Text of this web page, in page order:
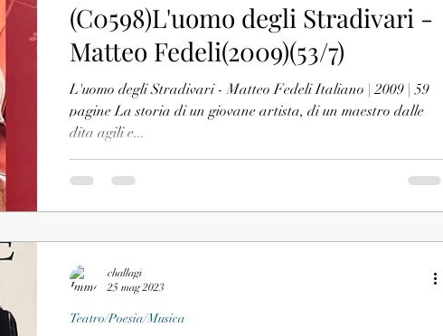
(C0598)L'uomo degli Stradivari -
Matteo Fedeli(2009)(53/7)
L'uomo degli Stradivari - Matteo Fedeli Italiano | 2009 | 59
pagine La storia di un giovane artista, di un maestro dalle
dita agili e...
Teatro/Poesia/Musica
challagi
25 mag 2023